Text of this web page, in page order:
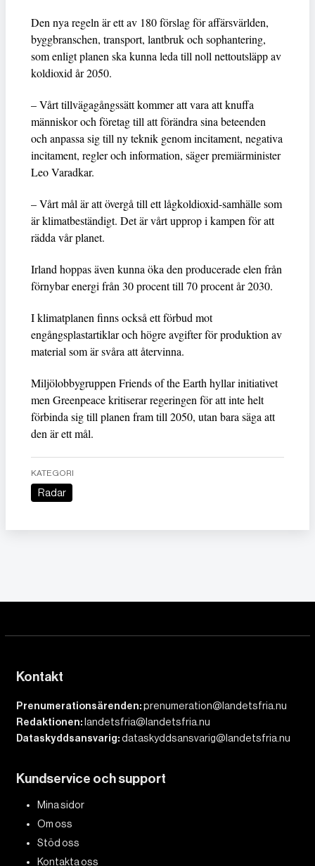
Den nya regeln är ett av 180 förslag för affärsvärlden,
byggbranschen, transport, lantbruk och sophantering,
som enligt planen ska kunna leda till noll nettoutsläpp av
koldioxid år 2050.
– Vårt tillvägagångssätt kommer att vara att knuffa
människor och företag till att förändra sina beteenden
och anpassa sig till ny teknik genom incitament, negativa
incitament, regler och information, säger premiärminister
Leo Varadkar.
– Vårt mål är att övergå till ett lågkoldioxid-samhälle som
är klimatbeständigt. Det är vårt upprop i kampen för att
rädda vår planet.
Irland hoppas även kunna öka den producerade elen från
förnybar energi från 30 procent till 70 procent år 2030.
I klimatplanen finns också ett förbud mot
engångsplastartiklar och högre avgifter för produktion av
material som är svåra att återvinna.
Miljölobbygruppen Friends of the Earth hyllar initiativet
men Greenpeace kritiserar regeringen för att inte helt
förbinda sig till planen fram till 2050, utan bara säga att
den är ett mål.
KATEGORI
Radar
Kontakt
Prenumerationsärenden:prenumeration@landetsfria.nu
Redaktionen: landetsfria@landetsfria.nu
Dataskyddsansvarig:dataskyddsansvarig@landetsfria.nu
Kundservice och support
Mina sidor
Om oss
Stöd oss
Kontakta oss